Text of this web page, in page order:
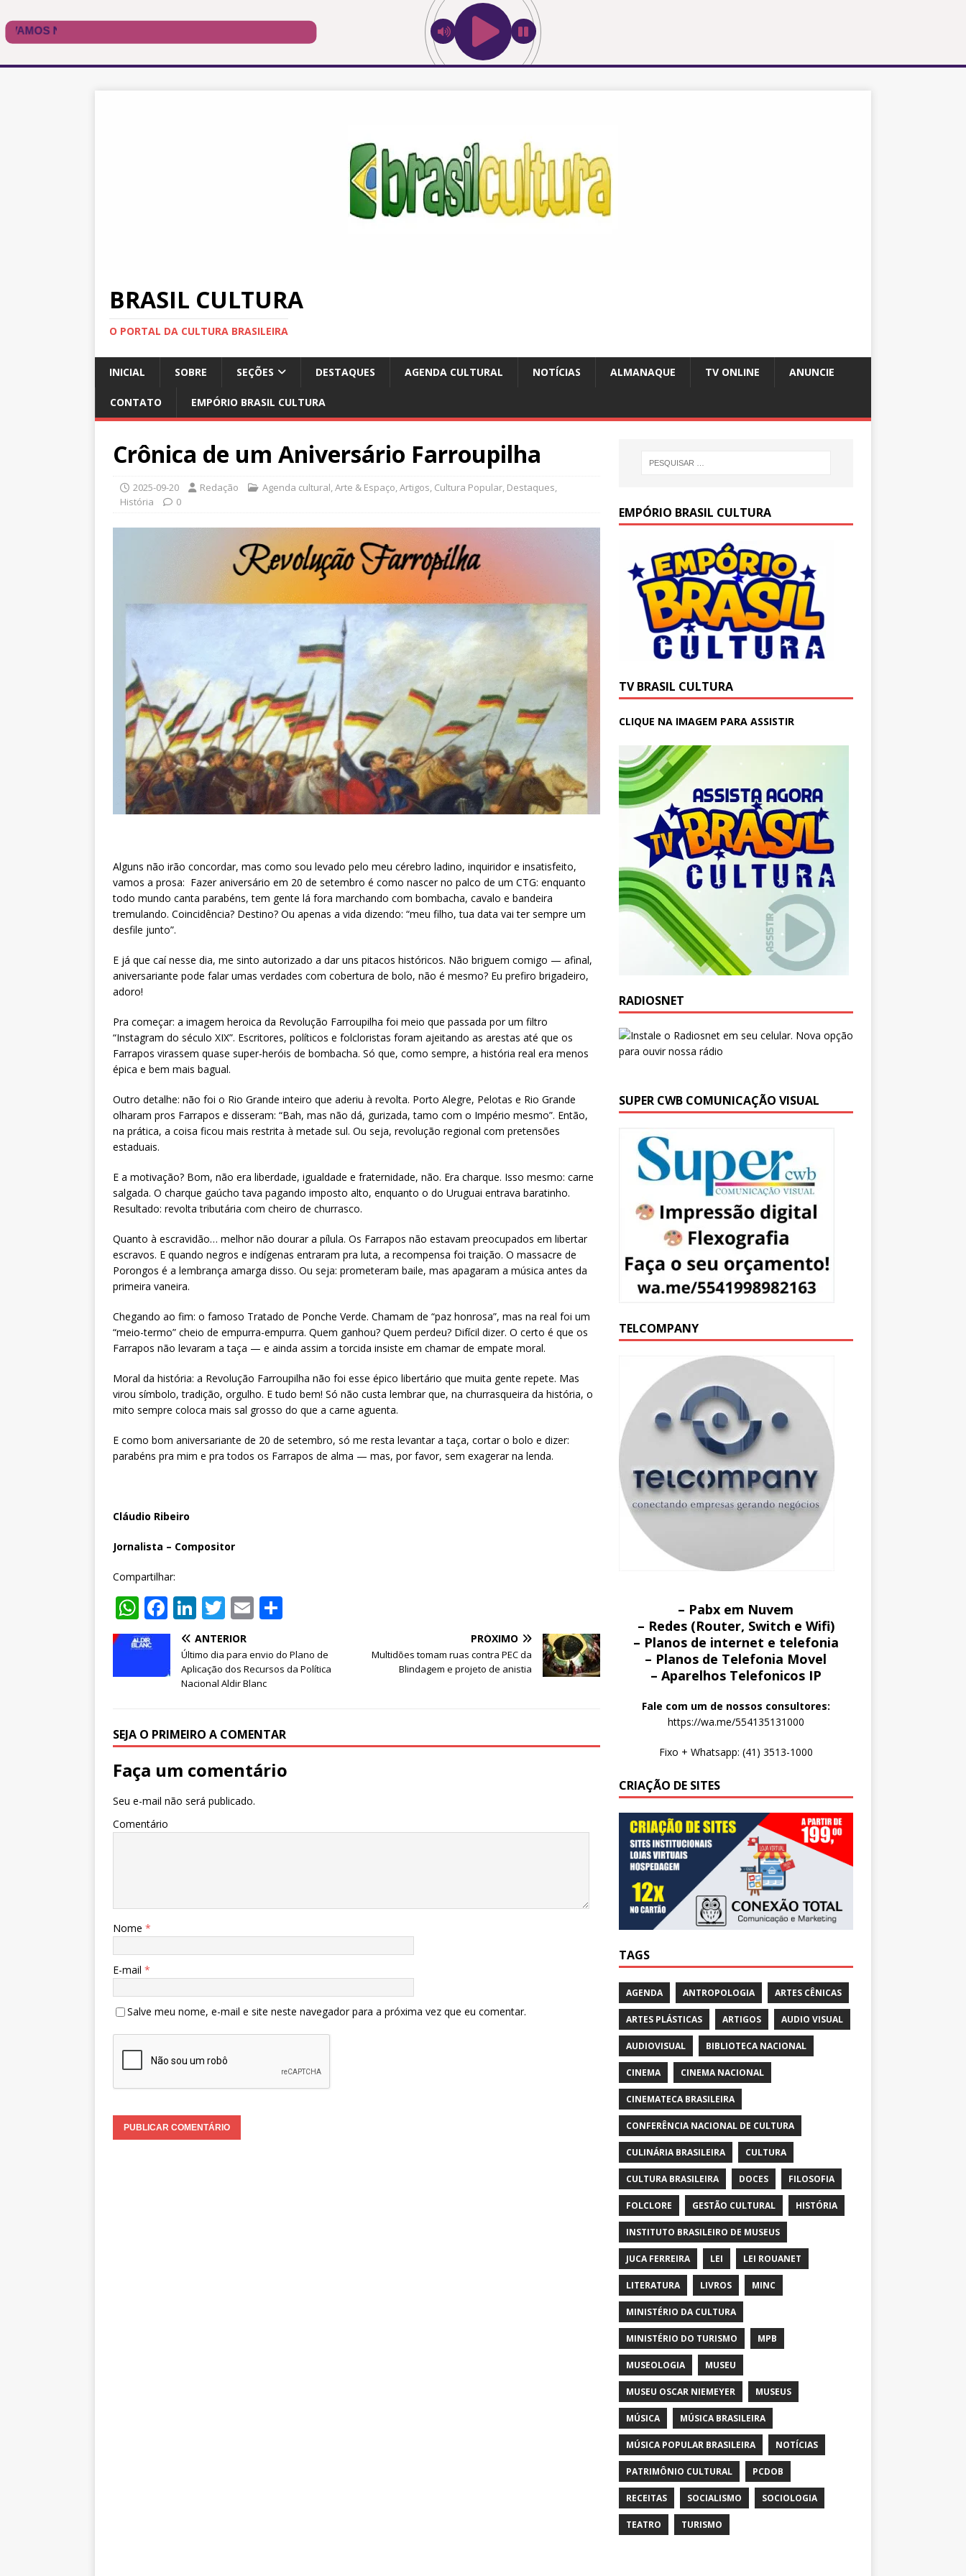
BRASIL CULTURA
O PORTAL DA CULTURA BRASILEIRA
INICIAL SOBRE SEÇÕES DESTAQUES AGENDA CULTURAL NOTÍCIAS ALMANAQUE TV ONLINE ANUNCIE
CONTATO EMPÓRIO BRASIL CULTURA
Crônica de um Aniversário Farroupilha
2025-09-20 Redação Agenda cultural,Arte & Espaço,Artigos, Cultura Popular, Destaques,
História
0
Alguns não irão concordar, mas como sou levado pelo meu cérebro ladino, inquiridor e insatisfeito,
vamos a prosa: Fazer aniversário em 20 de setembro é como nascer no palco de um CTG: enquanto
todo mundo canta parabéns, tem gente lá fora marchando com bombacha, cavalo e bandeira
tremulando. Coincidência? Destino? Ou apenas a vida dizendo: “meu filho, tua data vai ter sempre um
desfile junto”.
E já que caí nesse dia, me sinto autorizado a dar uns pitacos históricos. Não briguem comigo — afinal,
aniversariante pode falar umas verdades com cobertura de bolo, não é mesmo? Eu prefiro brigadeiro,
adoro!
Pra começar: a imagem heroica da Revolução Farroupilha foi meio que passada por um filtro
“Instagram do século XIX”. Escritores, políticos e folcloristas foram ajeitando as arestas até que os
Farrapos virassem quase super-heróis de bombacha. Só que, como sempre, a história real era menos
épica e bem mais bagual.
Outro detalhe: não foi o Rio Grande inteiro que aderiu à revolta. Porto Alegre, Pelotas e Rio Grande
olharam pros Farrapos e disseram: “Bah, mas não dá, gurizada, tamo com o Império mesmo”. Então,
na prática, a coisa ficou mais restrita à metade sul. Ou seja, revolução regional com pretensões
estaduais.
E a motivação? Bom, não era liberdade, igualdade e fraternidade, não. Era charque. Isso mesmo: carne
salgada. O charque gaúcho tava pagando imposto alto, enquanto o do Uruguai entrava baratinho.
Resultado: revolta tributária com cheiro de churrasco.
Quanto à escravidão… melhor não dourar a pílula. Os Farrapos não estavam preocupados em libertar
escravos. E quando negros e indígenas entraram pra luta, a recompensa foi traição. O massacre de
Porongos é a lembrança amarga disso. Ou seja: prometeram baile, mas apagaram a música antes da
primeira vaneira.
Chegando ao fim: o famoso Tratado de Ponche Verde. Chamam de “paz honrosa”, mas na real foi um
“meio-termo” cheio de empurra-empurra. Quem ganhou? Quem perdeu? Difícil dizer. O certo é que os
Farrapos não levaram a taça — e ainda assim a torcida insiste em chamar de empate moral.
Moral da história: a Revolução Farroupilha não foi esse épico libertário que muita gente repete. Mas
virou símbolo, tradição, orgulho. E tudo bem! Só não custa lembrar que, na churrasqueira da história, o
mito sempre coloca mais sal grosso do que a carne aguenta.
E como bom aniversariante de 20 de setembro, só me resta levantar a taça, cortar o bolo e dizer:
parabéns pra mim e pra todos os Farrapos de alma — mas, por favor, sem exagerar na lenda.
Cláudio Ribeiro
Jornalista – Compositor
Compartilhar:
W
h
at
s
p
p
F
a
e
o
o
k
Li
n
k
e
n
T
w
it
te
E
ai
l
ar
e
ANTERIOR
Último dia para envio do Plano de
Aplicação dos Recursos da Política
Nacional Aldir Blanc
PRÓXIMO
Multidões tomam ruas contra PEC da
Blindagem e projeto de anistia
SEJA O PRIMEIRO A COMENTAR
Faça um comentário
Seu e-mail não será publicado.
Comentário
Nome *
E-mail *
Salve meu nome, e-mail e site neste navegador para a próxima vez que eu comentar.
EMPÓRIO BRASIL CULTURA
TV BRASIL CULTURA
CLIQUE NA IMAGEM PARA ASSISTIR
RADIOSNET
SUPER CWB COMUNICAÇÃO VISUAL
TELCOMPANY
– Pabx em Nuvem
– Redes (Router, Switch e Wifi)
– Planos de internet e telefonia
– Planos de Telefonia Movel
– Aparelhos Telefonicos IP
Fale com um de nossos consultores:
https://wa.me/554135131000
Fixo + Whatsapp: (41) 3513-1000
CRIAÇÃO DE SITES
TAGS
AGENDA ANTROPOLOGIA ARTES CÊNICAS
ARTES PLÁSTICAS ARTIGOS AUDIO VISUAL
AUDIOVISUAL BIBLIOTECA NACIONAL
CINEMA CINEMA NACIONAL
CINEMATECA BRASILEIRA
CONFERÊNCIA NACIONAL DE CULTURA
CULINÁRIA BRASILEIRA CULTURA
CULTURA BRASILEIRA DOCES FILOSOFIA
FOLCLORE GESTÃO CULTURAL HISTÓRIA
INSTITUTO BRASILEIRO DE MUSEUS
JUCA FERREIRA LEI LEI ROUANET
LITERATURA LIVROS MINC
MINISTÉRIO DA CULTURA
MINISTÉRIO DO TURISMO MPB
MUSEOLOGIA MUSEU
MUSEU OSCAR NIEMEYER MUSEUS
MÚSICA MÚSICA BRASILEIRA
MÚSICA POPULAR BRASILEIRA NOTÍCIAS
PATRIMÔNIO CULTURAL PCDOB
RECEITAS SOCIALISMO SOCIOLOGIA
TEATRO TURISMO